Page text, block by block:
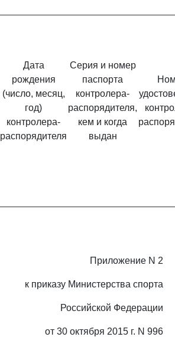
Дата
рождения
(число, месяц,
год)
контролера-
распорядителя
Серия и номер
паспорта
контролера-
распорядителя,
кем и когда
выдан
Приложение N 2
к приказу Министерства спорта
Российской Федерации
от 30 октября 2015 г. N 996